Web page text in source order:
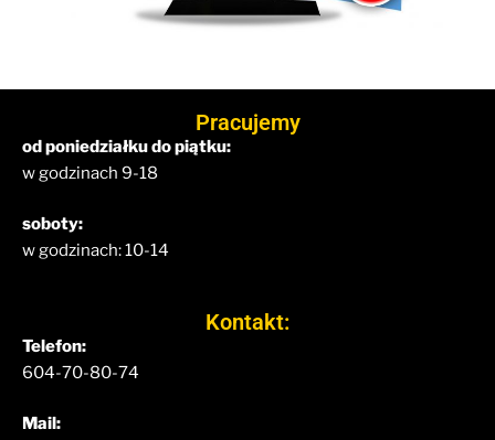
Pracujemy
od poniedziałku do piątku:
w godzinach 9-18
soboty:
w godzinach: 10-14
Kontakt:
Telefon:
604-70-80-74
Mail: